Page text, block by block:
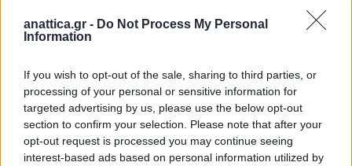
anattica.gr - Do Not Process My Personal
Information
If you wish to opt-out of the sale, sharing to third parties, or
processing of your personal or sensitive information for
targeted advertising by us, please use the below opt-out
section to confirm your selection. Please note that after your
opt-out request is processed you may continue seeing
interest-based ads based on personal information utilized by